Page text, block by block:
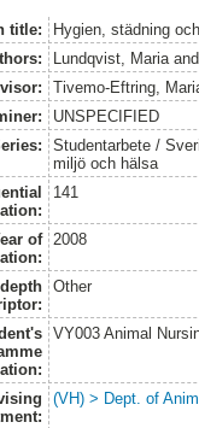
title:
Hygien, städning
Lundqvist, Maria
Tivemo-Eftring,
UNSPECIFIED
Studentarbete /
miljö och hälsa
141
of
2008
Other
VY003 Animal
(VH) > Dept. of